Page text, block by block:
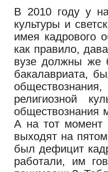
В 2010 году у
культуры и
имея кадрового
как правило,
вузе должны же
бакалавриата,
религиозной
обществознания
А на тот момент
выходят на
был дефицит
работали, им